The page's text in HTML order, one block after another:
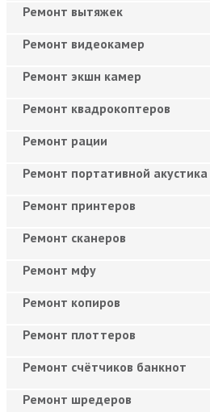
Ремонт вытяжек
Ремонт видеокамер
Ремонт экшн камер
Ремонт квадрокоптеров
Ремонт рации
Ремонт портативной акустика
Ремонт принтеров
Ремонт сканеров
Ремонт мфу
Ремонт копиров
Ремонт плоттеров
Ремонт счётчиков банкнот
Ремонт шредеров